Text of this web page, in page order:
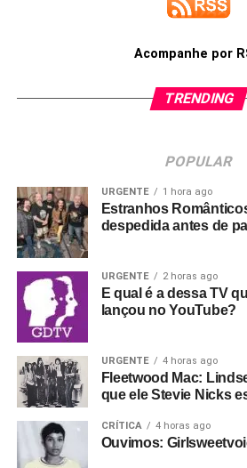
Acompanhe por
TRENDING
POPULAR
URGENTE 1 hora ago
Estranhos
despedida antes de
URGENTE 2 horas ago
E qual é a dessa TV
lançou no YouTube?
URGENTE 4 horas ago
Fleetwood Mac:
que ele Stevie Nicks
CRÍTICA 4 horas ago
Ouvimos: